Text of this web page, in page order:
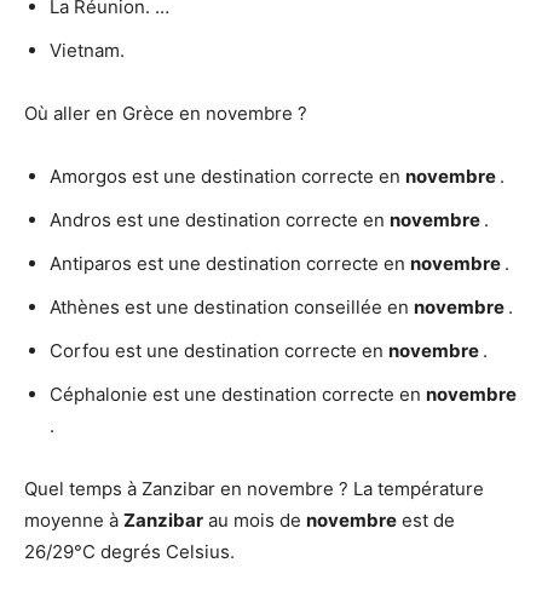
La Réunion. …
Vietnam.
Où aller en Grèce en novembre ?
Amorgos est une destination correcte en novembre .
Andros est une destination correcte en novembre .
Antiparos est une destination correcte en novembre .
Athènes est une destination conseillée en novembre .
Corfou est une destination correcte en novembre .
Céphalonie est une destination correcte en novembre
.
Quel temps à Zanzibar en novembre ? La température
moyenne à Zanzibar au mois de novembre est de
26/29°C degrés Celsius.